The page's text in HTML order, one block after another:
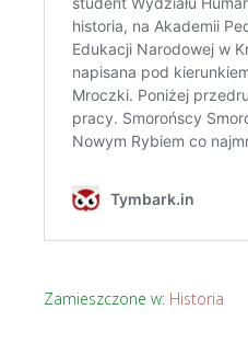
Zamieszczone w: Historia